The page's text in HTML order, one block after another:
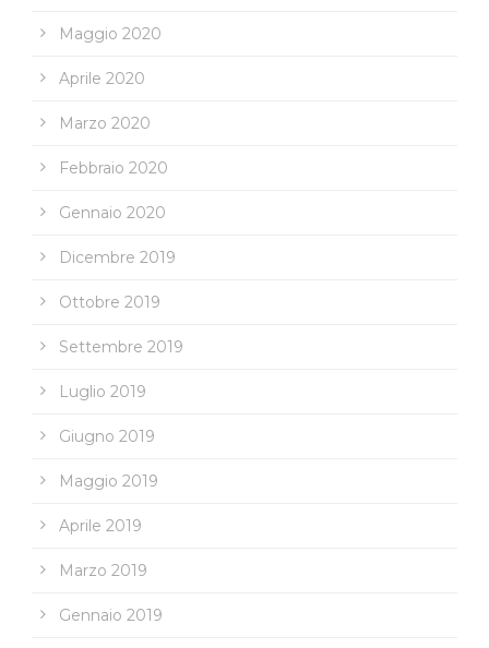
Maggio 2020
Aprile 2020
Marzo 2020
Febbraio 2020
Gennaio 2020
Dicembre 2019
Ottobre 2019
Settembre 2019
Luglio 2019
Giugno 2019
Maggio 2019
Aprile 2019
Marzo 2019
Gennaio 2019